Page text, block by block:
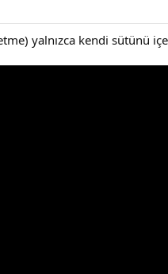
yalnızca kendi sütünü